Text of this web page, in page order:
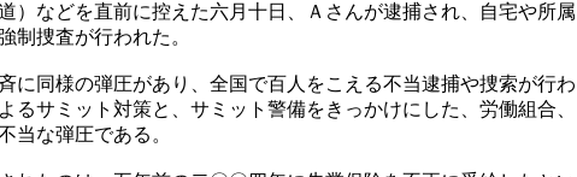
）などを直前に控えた六月十日、Ａさんが逮捕され、自宅や所属
制捜査が行われた。
に同様の弾圧があり、全国で百人をこえる不当逮捕や捜索が行わ
るサミット対策と、サミット警備をきっかけにした、労働組合、
当な弾圧である。